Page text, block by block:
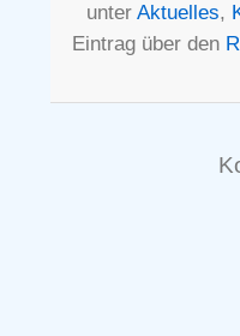
unter Aktuelles,
Eintrag über den